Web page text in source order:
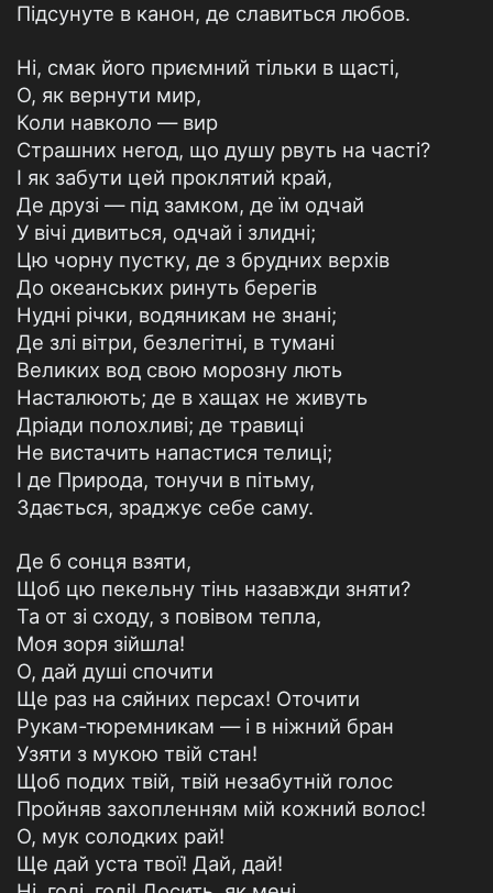
Підсунуте в канон, де славиться любов.
Ні, смак його приємний тільки в щасті,
О, як вернути мир,
Коли навколо — вир
Страшних негод, що душу рвуть на часті?
I як забути цей проклятий край,
Де друзі — під замком, де їм одчай
У вічі дивиться, одчай і злидні;
Цю чорну пустку, де з брудних верхів
До океанських ринуть берегів
Нудні річки, водяникам не знані;
Де злі вітри, безлегітні, в тумані
Великих вод свою морозну лють
Насталюють; де в хащах не живуть
Дріади полохливі; де травиці
Не вистачить напастися телиці;
I де Природа, тонучи в пітьму,
Здається, зраджує себе саму.
Де б сонця взяти,
Щоб цю пекельну тінь назавжди зняти?
Та от зі сходу, з повівом тепла,
Моя зоря зійшла!
О, дай душі спочити
Ще раз на сяйних персах! Оточити
Рукам-тюремникам — і в ніжний бран
Узяти з мукою твій стан!
Щоб подих твій, твій незабутній голос
Пройняв захопленням мій кожний волос!
О, мук солодких рай!
Ще дай уста твої! Дай, дай!